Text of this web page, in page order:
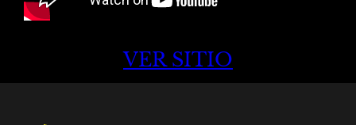
VER SITIO